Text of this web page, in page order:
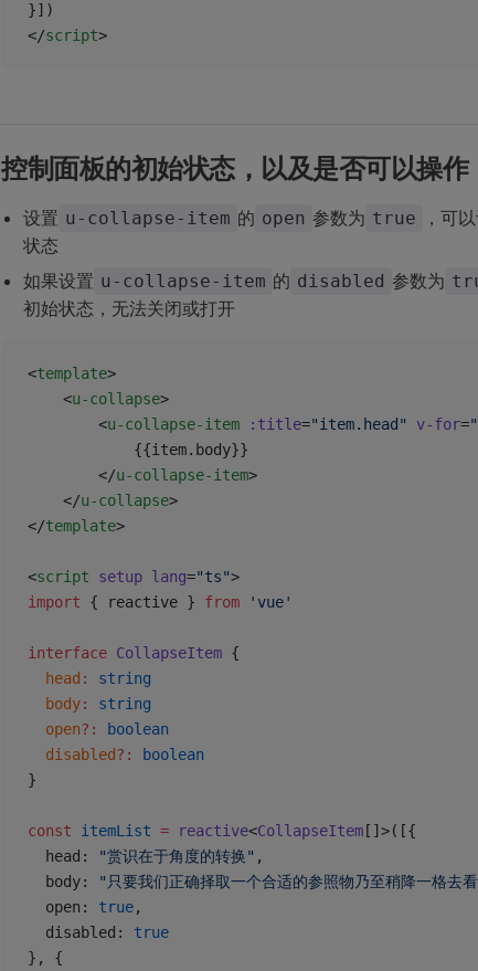
}])
</script>
控制面板的初始状态，以及是否可以操作
设置 u-collapse-item 的 open 参数为 true
，可
状态
如果设置 u-collapse-item 的 disabled 参数为
初始状态，无法关闭或打开
<template>
	<
u-collapse>
		<
u-collapse-item :title="item.head" v-for=
			{{item.body}}
		</
u-collapse-item>
	</
u-collapse>
</template>
<script setup lang="ts">
import { reactive } from 'vue'
interface CollapseItem {
  head
:
string
  body
:
string
  open
?:
boolean
  disabled
?:
boolean
}
const itemList = reactive<CollapseItem []>([{
  head:
"赏识在于角度的转换" ,
  body:
"只要我们正确择取一个合适的参照物乃至稍降一格去
  open:
true,
  disabled:
true
}, {